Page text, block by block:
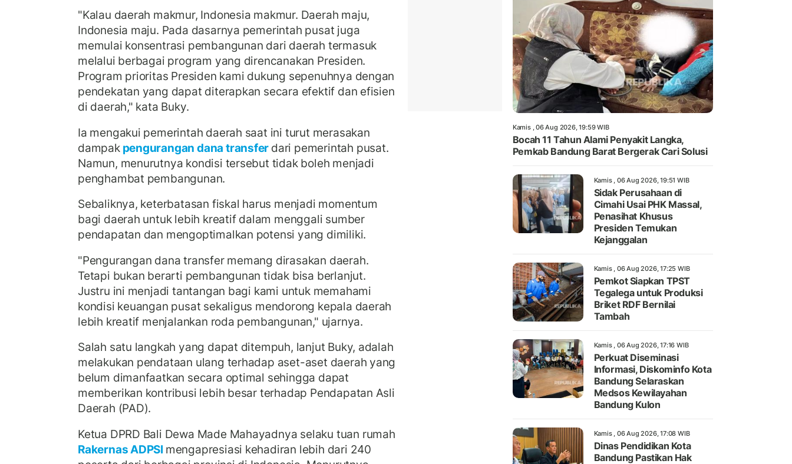
"Kalau daerah makmur, Indonesia makmur. Daerah maju,
Indonesia maju. Pada dasarnya pemerintah pusat juga
memulai konsentrasi pembangunan dari daerah termasuk
melalui berbagai program yang direncanakan Presiden.
Program prioritas Presiden kami dukung sepenuhnya dengan
pendekatan yang dapat diterapkan secara efektif dan efisien
di daerah," kata Buky.
Ia mengakui pemerintah daerah saat ini turut merasakan
dampakpengurangan dana transfer dari pemerintah pusat.
Namun, menurutnya kondisi tersebut tidak boleh menjadi
penghambat pembangunan.
Sebaliknya, keterbatasan fiskal harus menjadi momentum
bagi daerah untuk lebih kreatif dalam menggali sumber
pendapatan dan mengoptimalkan potensi yang dimiliki.
"Pengurangan dana transfer memang dirasakan daerah.
Tetapi bukan berarti pembangunan tidak bisa berlanjut.
Justru ini menjadi tantangan bagi kami untuk memahami
kondisi keuangan pusat sekaligus mendorong kepala daerah
lebih kreatif menjalankan roda pembangunan," ujarnya.
Salah satu langkah yang dapat ditempuh, lanjut Buky, adalah
melakukan pendataan ulang terhadap aset-aset daerah yang
belum dimanfaatkan secara optimal sehingga dapat
memberikan kontribusi lebih besar terhadap Pendapatan Asli
Daerah (PAD).
Ketua DPRD Bali Dewa Made Mahayadnya selaku tuan rumah
Rakernas ADPSI mengapresiasi kehadiran lebih dari 240
Kamis , 06 Aug 2026, 19:59 WIB
Bocah 11 Tahun Alami Penyakit Langka,
Pemkab Bandung Barat Bergerak Cari Solusi
Kamis , 06 Aug 2026, 19:51 WIB
Sidak Perusahaan di
Cimahi Usai PHK Massal,
Penasihat Khusus
Presiden Temukan
Kejanggalan
Kamis , 06 Aug 2026, 17:25 WIB
Pemkot Siapkan TPST
Tegalega untuk Produksi
Briket RDF Bernilai
Tambah
Kamis , 06 Aug 2026, 17:16 WIB
Perkuat Diseminasi
Informasi, Diskominfo Kota
Bandung Selaraskan
Medsos Kewilayahan
Bandung Kulon
Kamis , 06 Aug 2026, 17:08 WIB
Dinas Pendidikan Kota
Bandung Pastikan Hak